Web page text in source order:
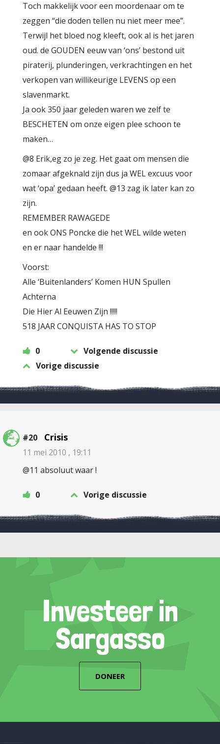
Toch makkelijk voor een moordenaar om te
zeggen “die doden tellen nu niet meer mee”.
Terwijl het bloed nog kleeft, ook al is het jaren
oud. de GOUDEN eeuw van ‘ons’ bestond uit
piraterij, plunderingen, verkrachtingen en het
verkopen van willikeurige LEVENS op een
slavenmarkt.
Ja ook 350 jaar geleden waren we zelf te
BESCHETEN om onze eigen plee schoon te
maken…
@8 Erik,eg zo je zeg. Het gaat om mensen die
zomaar afgeknald zijn dus ja WEL excuus voor
wat ‘opa’ gedaan heeft. @13 zag ik later kan zo
zijn.
REMEMBER RAWAGEDE
en ook ONS Poncke die het WEL wilde weten
en er naar handelde !!!
Voorst:
Alle ‘Buitenlanders’ Komen HUN Spullen
Achterna
Die Hier Al Eeuwen Zijn !!!!!
518 JAAR CONQUISTA HAS TO STOP
0
Volgende discussie
Vorige discussie
#20 Crisis
11 mei 2010 , 19:11
@11 absoluut waar !
0 Vorige discussie
Investeer in
Sargasso
DONEER